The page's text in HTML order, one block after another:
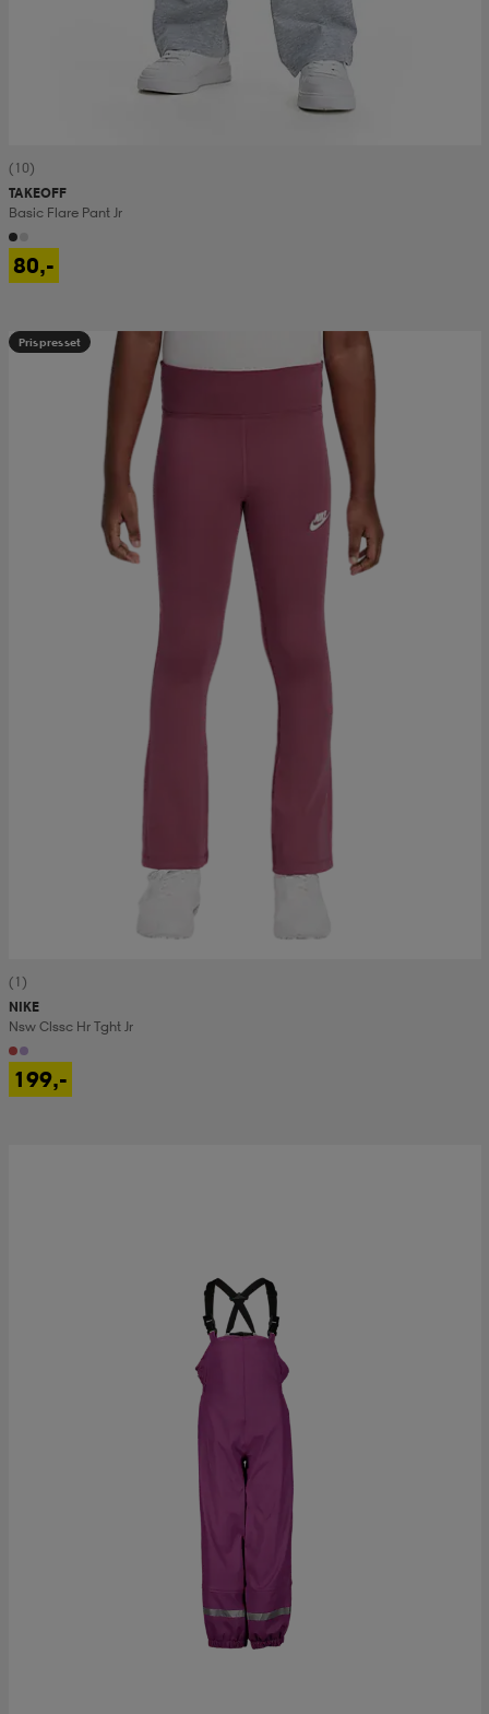
(10)
TAKEOFF
Basic Flare Pant Jr
80,-
Prispresset
(1)
NIKE
Nsw Clssc Hr Tght Jr
199,-